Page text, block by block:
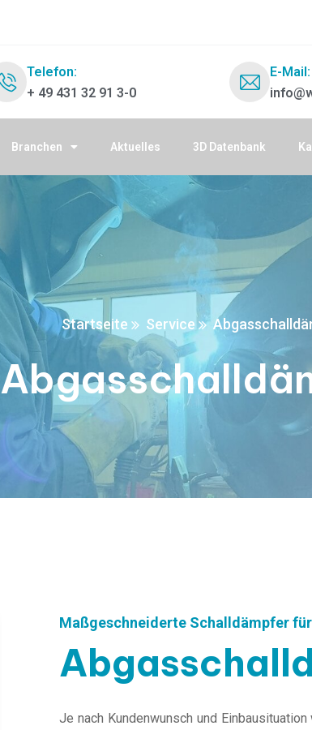
Telefon:
+ 49 431 32 91 3-0
E-Mail:
Branchen Aktuelles 3D Datenbank
Startseite Service
Maßgeschneiderte Schalldämpfer
Je nach Kundenwunsch und